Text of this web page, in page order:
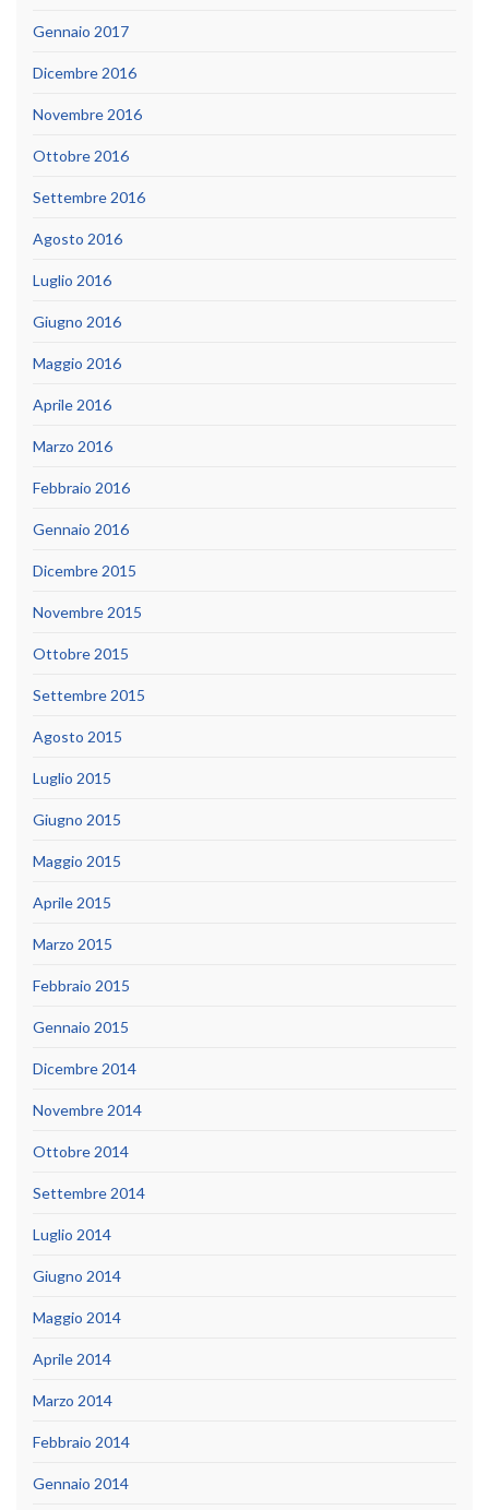
Gennaio 2017
Dicembre 2016
Novembre 2016
Ottobre 2016
Settembre 2016
Agosto 2016
Luglio 2016
Giugno 2016
Maggio 2016
Aprile 2016
Marzo 2016
Febbraio 2016
Gennaio 2016
Dicembre 2015
Novembre 2015
Ottobre 2015
Settembre 2015
Agosto 2015
Luglio 2015
Giugno 2015
Maggio 2015
Aprile 2015
Marzo 2015
Febbraio 2015
Gennaio 2015
Dicembre 2014
Novembre 2014
Ottobre 2014
Settembre 2014
Luglio 2014
Giugno 2014
Maggio 2014
Aprile 2014
Marzo 2014
Febbraio 2014
Gennaio 2014